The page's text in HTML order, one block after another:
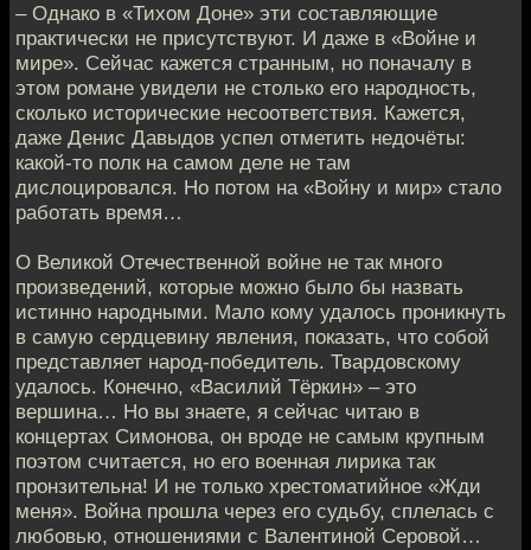
– Однако в «Тихом Доне» эти составляющие
практически не присутствуют. И даже в «Войне и
мире». Сейчас кажется странным, но поначалу в
этом романе увидели не столько его народность,
сколько исторические несоответствия. Кажется,
даже Денис Давыдов успел отметить недочёты:
какой-то полк на самом деле не там
дислоцировался. Но потом на «Войну и мир» стало
работать время…
О Великой Отечественной войне не так много
произведений, которые можно было бы назвать
истинно народными. Мало кому удалось проникнуть
в самую сердцевину явления, показать, что собой
представляет народ-победитель. Твардовскому
удалось. Конечно, «Василий Тёркин» – это
вершина… Но вы знаете, я сейчас читаю в
концертах Симонова, он вроде не самым крупным
поэтом считается, но его военная лирика так
пронзительна! И не только хрестоматийное «Жди
меня». Война прошла через его судьбу, сплелась с
любовью, отношениями с Валентиной Серовой…